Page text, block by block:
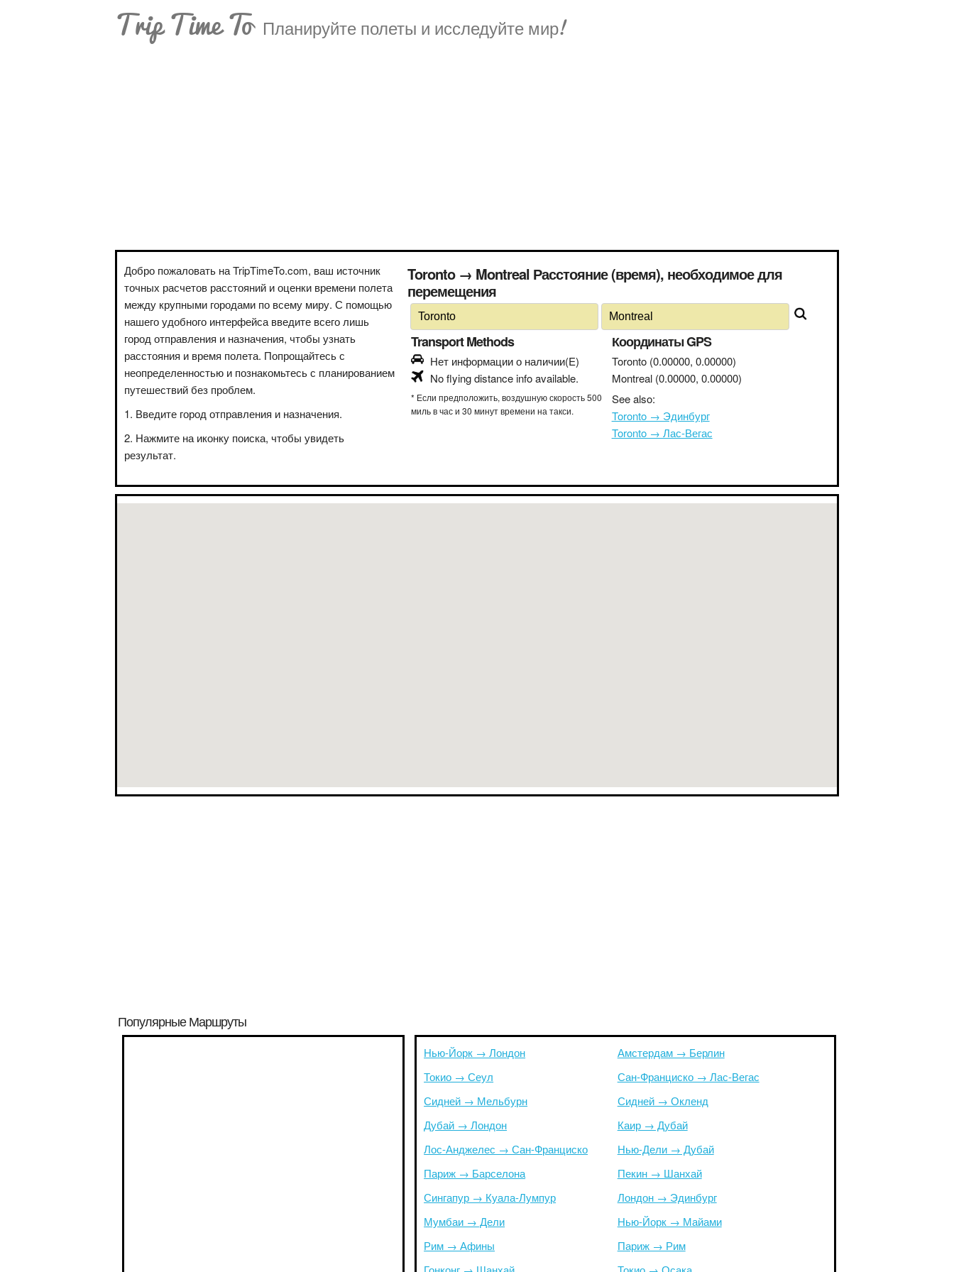
Trip Time To Планируйте полеты и исследуйте мир!
Добро пожаловать на TripTimeTo.com, ваш источник
точных расчетов расстояний и оценки времени полета
между крупными городами по всему миру. С помощью
нашего удобного интерфейса введите всего лишь
город отправления и назначения, чтобы узнать
расстояния и время полета. Попрощайтесь с
неопределенностью и познакомьтесь с планированием
путешествий без проблем.
Введите город отправления и назначения.
Нажмите на иконку поиска, чтобы увидеть
результат.
Toronto → Montreal Расстояние (время), необходимое для
перемещения
Transport Methods
Нет информации о наличии(E)
No flying distance info available.
* Если предположить, воздушную скорость 500
миль в час и 30 минут времени на такси.
Координаты GPS
Toronto (0.00000, 0.00000)
Montreal (0.00000, 0.00000)
See also:
Toronto → Эдинбург
Toronto → Лас-Вегас
Популярные Маршруты
Нью-Йорк → Лондон
Токио → Сеул
Сидней → Мельбурн
Дубай → Лондон
Лос-Анджелес → Сан-Франциско
Париж → Барселона
Сингапур → Куала-Лумпур
Мумбаи → Дели
Рим → Афины
Амстердам → Берлин
Сан-Франциско → Лас-Вегас
Сидней → Окленд
Каир → Дубай
Нью-Дели → Дубай
Пекин → Шанхай
Лондон → Эдинбург
Нью-Йорк → Майами
Париж → Рим